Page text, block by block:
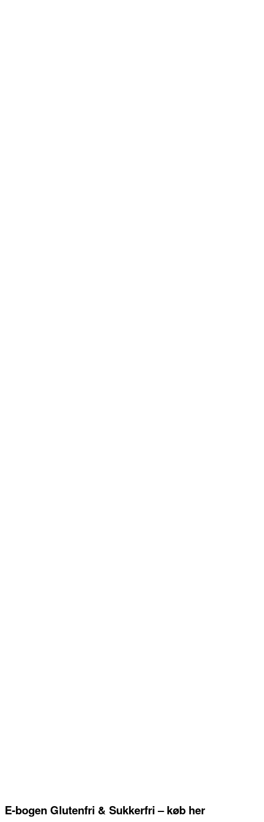
E-bogen Glutenfri & Sukkerfri – køb her